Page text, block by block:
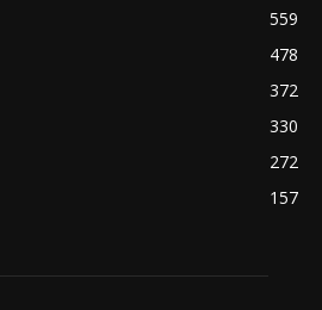
559
478
372
330
272
157